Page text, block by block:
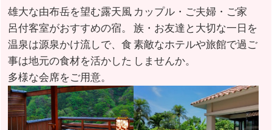
雄大な由布岳を望む露天風
呂付客室がおすすめの宿。
温泉は源泉かけ流しで、食
事は地元の食材を活かした
多様な会席をご用意。
カップル・ご夫婦・ご家
族・お友達と大切な一日を
素敵なホテルや旅館で過ご
しませんか。